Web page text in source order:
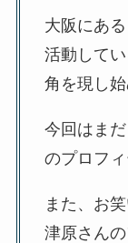
大阪にあ
活動して
角を現し
今回はま
のプロフ
また、お
津原さん